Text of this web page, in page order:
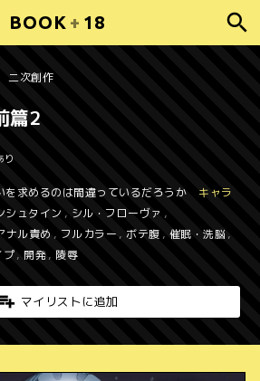
BOOK + 18
二次創作
篇2
り
を求めるのは間違っているだろうか
キャラ
シュタイン , シル・フローヴァ ,
ナル責め , フルカラー ,ボテ腹 , 催眠・洗脳,
プ, 開発, 陵辱
マイリストに追加